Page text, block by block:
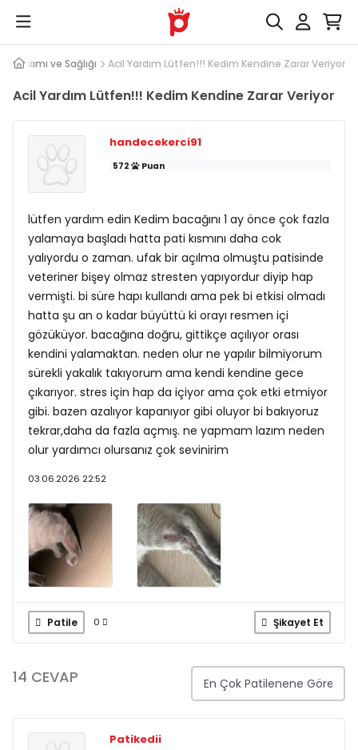
Bakımı ve Sağlığı Acil Yardım Lütfen!!! Kedim Kendine Zarar Veriyor
Acil Yardım Lütfen!!! Kedim Kendine Zarar Veriyor
handecekerci91
572 Puan
lütfen yardım edin Kedim bacağını 1 ay önce çok fazla
yalamaya başladı hatta pati kısmını daha cok
yalıyordu o zaman. ufak bir açılma olmuştu patisinde
veteriner bişey olmaz stresten yapıyordur diyip hap
vermişti. bi süre hapı kullandı ama pek bi etkisi olmadı
hatta şu an o kadar büyüttü ki orayı resmen içi
gözüküyor. bacağına doğru, gittikçe açılıyor orası
kendini yalamaktan. neden olur ne yapılır bilmiyorum
sürekli yakalık takıyorum ama kendi kendine gece
çıkarıyor. stres için hap da içiyor ama çok etki etmiyor
gibi. bazen azalıyor kapanıyor gibi oluyor bi bakıyoruz
tekrar,daha da fazla açmış. ne yapmam lazım neden
olur yardımcı olursanız çok sevinirim
03.06.2026 22:52
Patile 0 Şikayet Et
14 CEVAP
Patikedii